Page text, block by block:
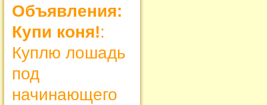
Объявления:
Купи коня!:
Куплю лошадь
под
начинающего